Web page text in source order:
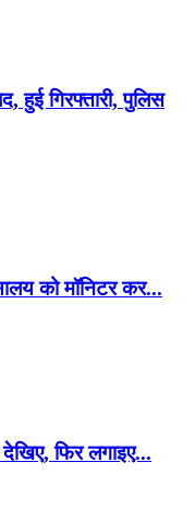
हुई गिरफ्तारी, पुलिस
को मॉनिटर कर...
फिर लगाइए...